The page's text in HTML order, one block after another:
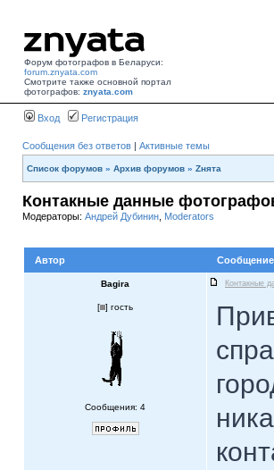
Форум фотографов в Беларуси:
forum.znyata.com
Смотрите также основной портал
фотографов: znyata.com
Вход Регистрация
Сообщения без ответов | Активные темы
Список форумов » Архив форумов » Zнята
Контакные данные
Модераторы: Андрей Дубинин Moderators
Автор Сообщение
Bagira Контакные
[ ] гость
Сообщения: 4